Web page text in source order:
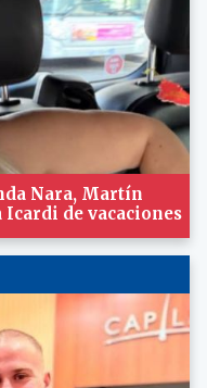
Nara, Martín
de vacaciones